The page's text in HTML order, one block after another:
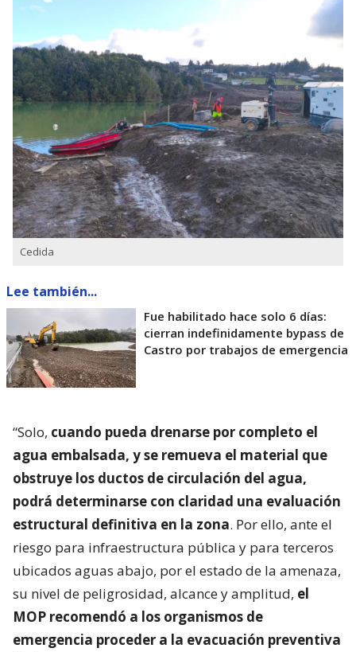
Cedida
Lee también...
Fue habilitado hace solo 6 días:
cierran indefinidamente bypass de
Castro por trabajos de emergencia
“Solo, cuando pueda drenarse por completo el
agua embalsada, y se remueva el material que
obstruye los ductos de circulación del agua,
podrá determinarse con claridad una evaluación
estructural definitiva en la zona. Por ello, ante el
riesgo para infraestructura pública y para terceros
ubicados aguas abajo, por el estado de la amenaza,
su nivel de peligrosidad, alcance y amplitud, el
MOP recomendó a los organismos de
emergencia proceder a la evacuación preventiva